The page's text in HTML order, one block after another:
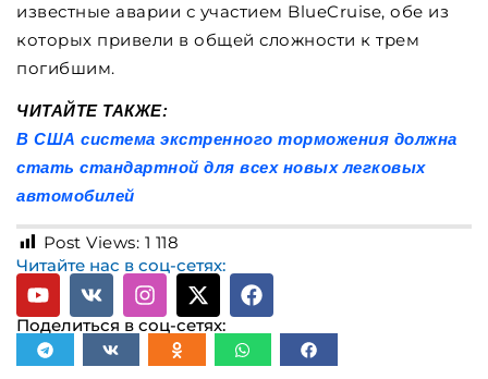
известные аварии с участием BlueCruise, обе из
которых привели в общей сложности к трем
погибшим.
ЧИТАЙТЕ ТАКЖЕ:
В США система экстренного торможения должна
стать стандартной для всех новых легковых
автомобилей
Post Views: 1 118
Читайте нас в соц-сетях:
Поделиться в соц-сетях: